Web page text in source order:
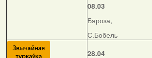
08.03
Бяроза,
С.Бобель
28.04